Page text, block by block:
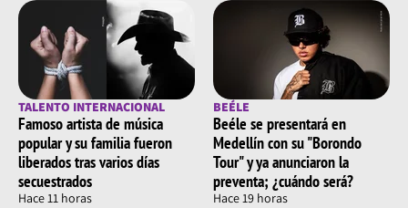
TALENTO INTERNACIONAL
Famoso artista de música
popular y su familia fueron
liberados tras varios días
secuestrados
Hace 11 horas
BEÉLE
Beéle se presentará en
Medellín con su "Borondo
Tour" y ya anunciaron la
preventa; ¿cuándo será?
Hace 19 horas